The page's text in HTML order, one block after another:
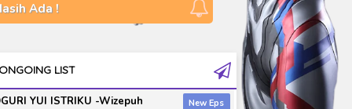
Ada !
ONGOING LIST
YUI ISTRIKU -Wizepuh